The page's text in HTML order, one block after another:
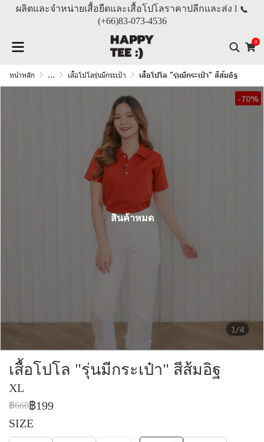
ผลิตและจำหน่ายเสื้อยืดและเสื้อโปโลราคาปลีกและส่ง l
(+66)83-073-4536
0
หน้าหลัก ... เสื้อโปโลรุ่นมีกระเป๋า เสื้อโปโล "รุ่นมีกระเป๋า" สีส้มอิฐ
1/4
-70%
สินค้าหมด
เสื้อโปโล "รุ่นมีกระเป๋า" สีส้มอิฐ
XL
฿660฿199
SIZE